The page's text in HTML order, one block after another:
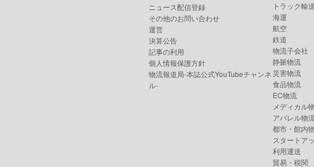
ニュース配信登録
その他のお問い合わせ
運営
決算公告
記事の利用
個人情報保護方針
物流報道局-本誌公式YouTubeチャンネ
ル-
トラック輸送
海運
航空
鉄道
物流子会社
静脈物流
災害物流
食品物流
EC物流
メディカル
アパレル物
都市・館内
スタートア
利用運送
貿易・税関